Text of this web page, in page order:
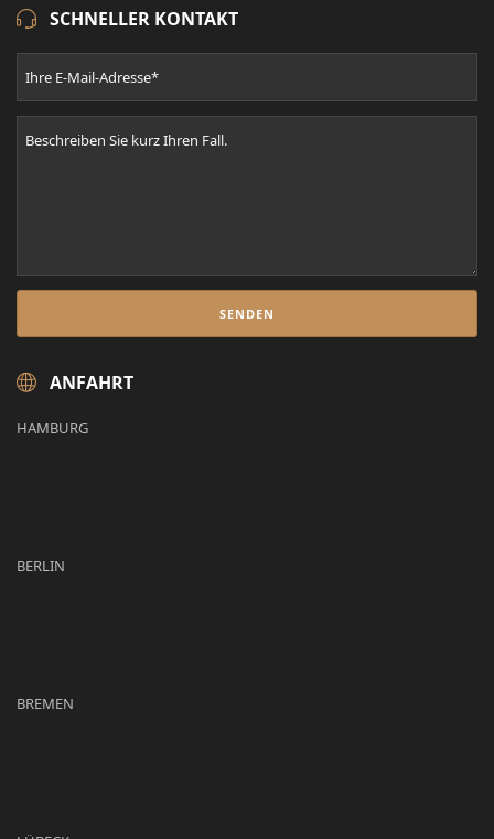
SCHNELLER KONTAKT
ANFAHRT
HAMBURG
BERLIN
BREMEN